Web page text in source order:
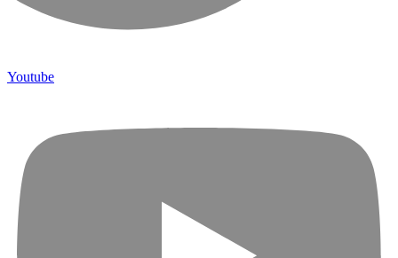
Youtube